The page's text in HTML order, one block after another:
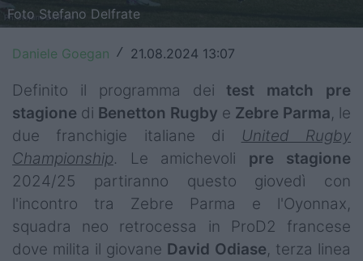
Rugby World Cup
Super Rugby
Rugby in TV
Mercato
Serie A Elite
Foto Stefano Delfrate
Daniele Goegan / 21.08.2024 13:07
Definito il programma deitest match
pre
stagione di Benetton Rugby e Zebre Parma, le
due franchigie italiane di
United Rugby
Championship. Le amichevoli pre
stagione
2024/25 partiranno questo giovedì con
l'incontro tra Zebre Parma e l'Oyonnax,
squadra neo retrocessa in ProD2 francese
dove milita il giovane David Odiase, terza linea